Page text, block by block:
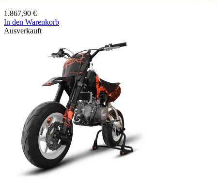
1.867,90 €
In den Warenkorb
Ausverkauft